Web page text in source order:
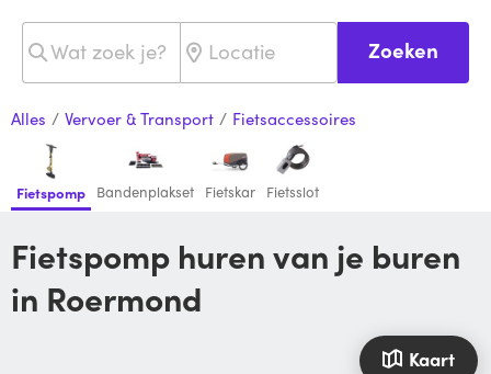
Zoeken
Alles / Vervoer & Transport / Fietsaccessoires
Fietspomp Bandenplakset Fietskar Fietsslot
Fietspomp huren van je buren
in Roermond
Kaart